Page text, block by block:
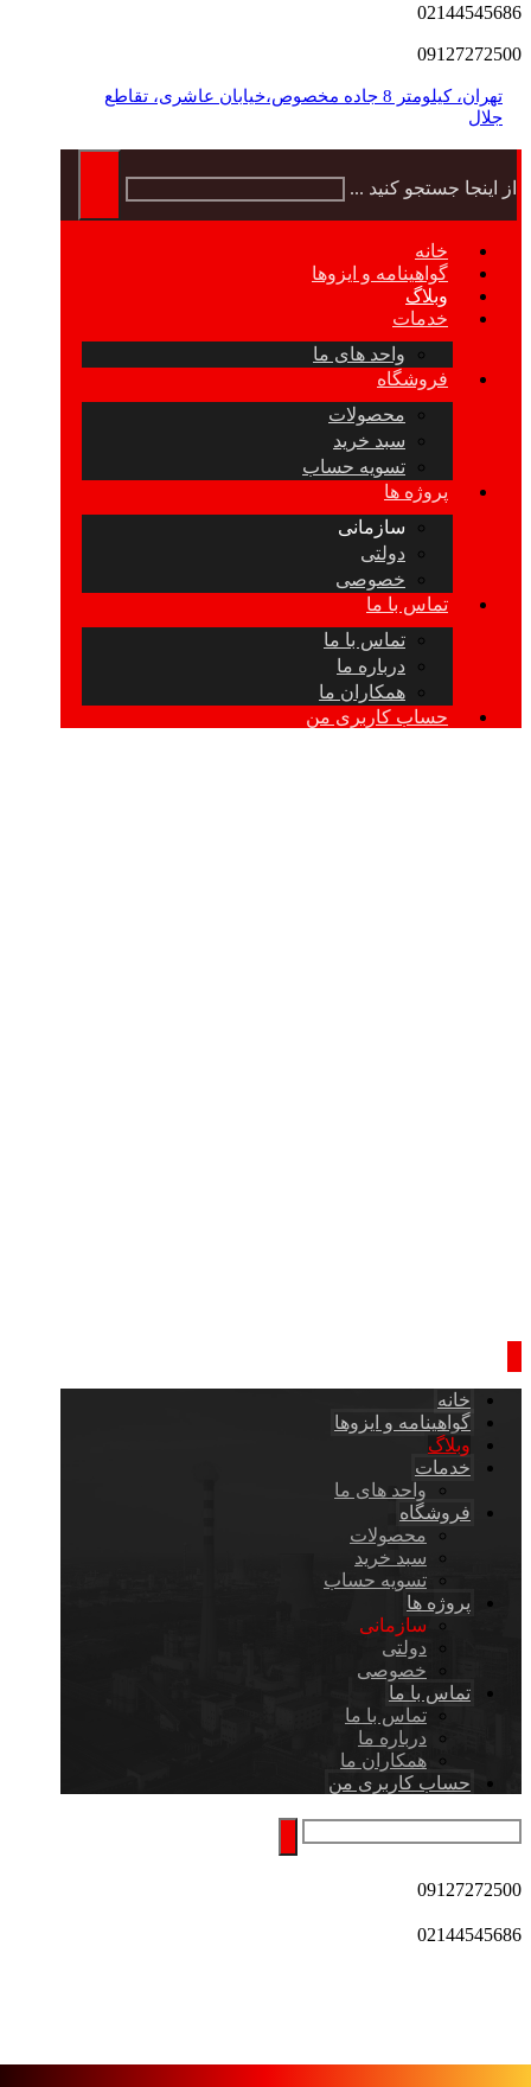
02144545686
09127272500
تهران، کیلومتر 8 جاده مخصوص،خیابان عاشری، تقاطع
جلال
از اینجا جستجو کنید ...
خانه
گواهینامه و ایزوها
وبلاگ
خدمات
واحد های ما
فروشگاه
محصولات
سبد خرید
تسویه حساب
پروژه ها
سازمانی
دولتی
خصوصی
تماس با ما
تماس با ما
درباره ما
همکاران ما
حساب کاربری من
خانه
گواهینامه و ایزوها
وبلاگ
خدمات
واحد های ما
فروشگاه
محصولات
سبد خرید
تسویه حساب
پروژه ها
سازمانی
دولتی
خصوصی
تماس با ما
تماس با ما
درباره ما
همکاران ما
حساب کاربری من
09127272500
02144545686